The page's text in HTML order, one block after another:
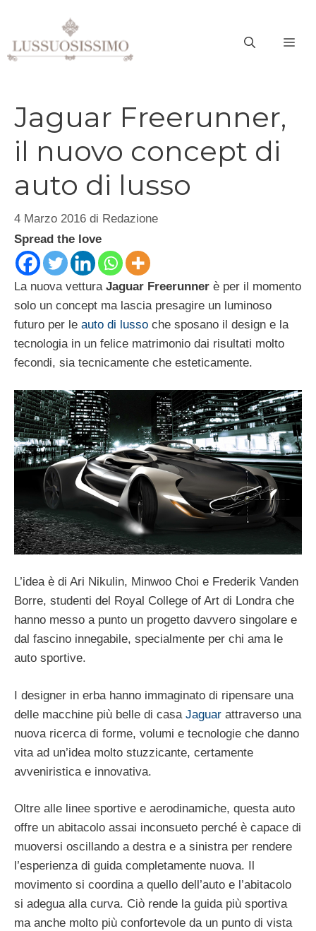
contenuto
Jaguar Freerunner,
il nuovo concept di
auto di lusso
4 Marzo 2016 di Redazione
Spread the love
La nuova vettura Jaguar Freerunner è per il momento
solo un concept ma lascia presagire un luminoso
futuro per le auto di lusso che sposano il design e la
tecnologia in un felice matrimonio dai risultati molto
fecondi, sia tecnicamente che esteticamente.
L’idea è di Ari Nikulin, Minwoo Choi e Frederik Vanden
Borre, studenti del Royal College of Art di Londra che
hanno messo a punto un progetto davvero singolare e
dal fascino innegabile, specialmente per chi ama le
auto sportive.
I designer in erba hanno immaginato di ripensare una
delle macchine più belle di casa Jaguar attraverso una
nuova ricerca di forme, volumi e tecnologie che danno
vita ad un’idea molto stuzzicante, certamente
avveniristica e innovativa.
Oltre alle linee sportive e aerodinamiche, questa auto
offre un abitacolo assai inconsueto perché è capace di
muoversi oscillando a destra e a sinistra per rendere
l’esperienza di guida completamente nuova. Il
movimento si coordina a quello dell’auto e l’abitacolo
si adegua alla curva. Ciò rende la guida più sportiva
ma anche molto più confortevole da un punto di vista